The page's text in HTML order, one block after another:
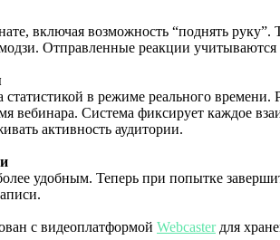
включая возможность “поднять
Отправленные реакции учитываются
в режиме реального
вебинара. Система фиксирует каждое
активность аудитории.
удобным. Теперь при попытке
с видеоплатформой Webcasterдля